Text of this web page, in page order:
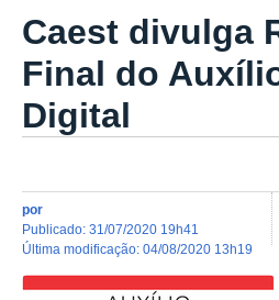
Caest divulga
Final do
Digital
por
publicado: 31/07/2020 19h41
última modificação: 04/08/2020 13h19